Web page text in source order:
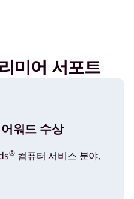
미어 서포트
워드 수상
® 컴퓨터 서비스 분야,